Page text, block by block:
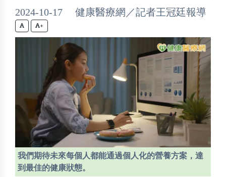
2024-10-17 健康醫療網／記者王冠廷報導
+
我們期待未來每個人都能通過個人化的營養方案，達
到最佳的健康狀態。